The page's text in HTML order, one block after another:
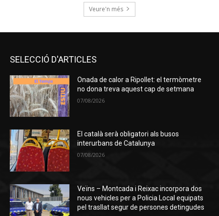
Veure'n més
SELECCIÓ D'ARTICLES
Onada de calor a Ripollet: el termòmetre
no dona treva aquest cap de setmana
07/08/2026
El català serà obligatori als busos
interurbans de Catalunya
07/08/2026
Veïns – Montcada i Reixac incorpora dos
nous vehicles per a Policia Local equipats
pel trasllat segur de persones detingudes